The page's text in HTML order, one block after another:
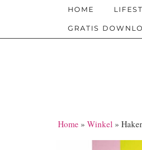
HOME
GRATIS
Home » Winkel »